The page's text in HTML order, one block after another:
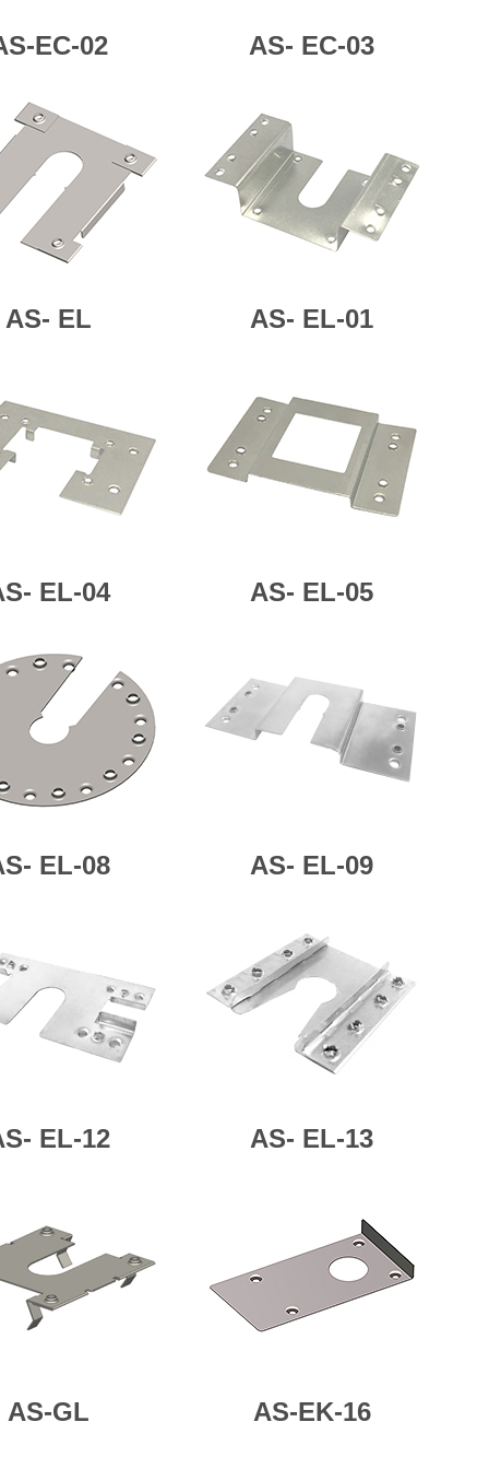
EC-02 AS- EC-03
AS- EL AS- EL-01
EL-04 AS- EL-05
EL-08 AS- EL-09
EL-12 AS- EL-13
AS-GL AS-EK-16